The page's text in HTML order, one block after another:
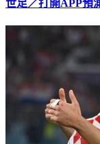
世足／打開APP預